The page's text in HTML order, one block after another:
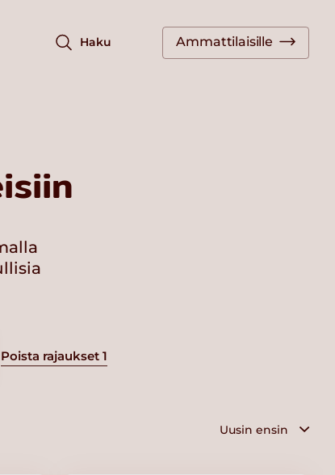
Haku Ammattilaisille
Poista rajaukset 1